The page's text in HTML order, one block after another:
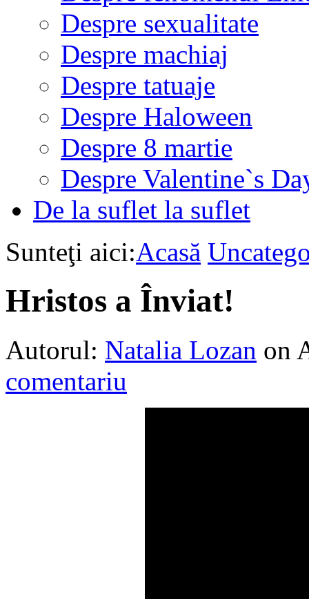
Despre sexualitate
Despre machiaj
Despre tatuaje
Despre Haloween
Despre 8 martie
Despre Valentine`s
De la suflet la suflet
Sunteţi aici:Acasă
Hristos a Înviat!
Autorul: Natalia Lozan on
comentariu